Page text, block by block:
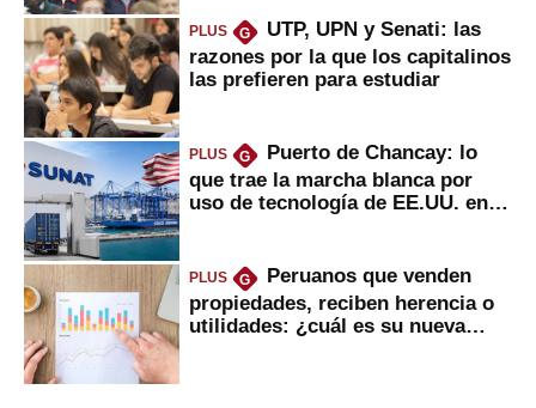
PLUS G
UTP, UPN y Senati: las
razones por la que los capitalinos
las prefieren para estudiar
PLUS G
Puerto de Chancay: lo
que trae la marcha blanca por
uso de tecnología de EE.UU. en
PLUS G
Peruanos que venden
propiedades, reciben herencia o
utilidades: ¿cuál es su nueva